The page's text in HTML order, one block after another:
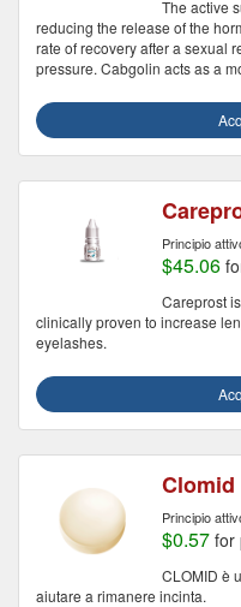
The active
reducing the release of the
rate of recovery after a sexual
pressure. Cabgolin acts as a
Principio
$45.06
Careprost
clinically proven to increase
eyelashes.
Clomid
Principio
$0.57 for
CLOMID è
aiutare a rimanere incinta.